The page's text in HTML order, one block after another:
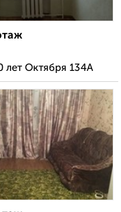
лет Октября 134А